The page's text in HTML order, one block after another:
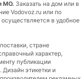
МО. Заказать на дом или в
Vodovoz.ru или по
в удобное
стране
характер,
публикации
Дизайн этикетки и